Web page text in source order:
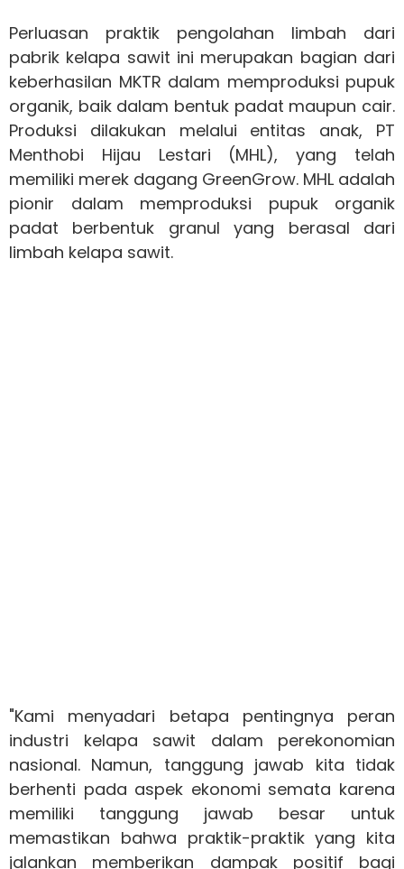
Perluasan praktik pengolahan limbah dari
pabrik kelapa sawit ini merupakan bagian dari
keberhasilan MKTR dalam memproduksi pupuk
organik, baik dalam bentuk padat maupun cair.
Produksi dilakukan melalui entitas anak, PT
Menthobi Hijau Lestari (MHL), yang telah
memiliki merek dagang GreenGrow. MHL adalah
pionir dalam memproduksi pupuk organik
padat berbentuk granul yang berasal dari
limbah kelapa sawit.
"Kami menyadari betapa pentingnya peran
industri kelapa sawit dalam perekonomian
nasional. Namun, tanggung jawab kita tidak
berhenti pada aspek ekonomi semata karena
memiliki tanggung jawab besar untuk
memastikan bahwa praktik-praktik yang kita
jalankan memberikan dampak positif bagi